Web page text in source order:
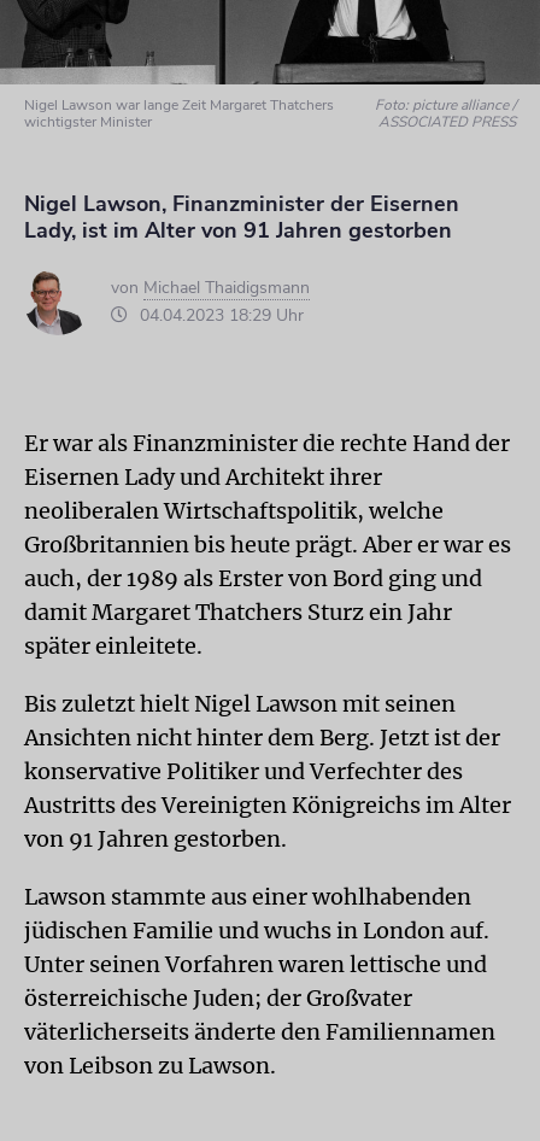
Nigel Lawson war lange Zeit Margaret Thatchers
wichtigster Minister
Foto: picture alliance /
ASSOCIATED PRESS
Nigel Lawson, Finanzminister der Eisernen
Lady, ist im Alter von 91 Jahren gestorben
von Michael Thaidigsmann
04.04.2023 18:29 Uhr
Er war als Finanzminister die rechte Hand der
Eisernen Lady und Architekt ihrer
neoliberalen Wirtschaftspolitik, welche
Großbritannien bis heute prägt. Aber er war es
auch, der 1989 als Erster von Bord ging und
damit Margaret Thatchers Sturz ein Jahr
später einleitete.
Bis zuletzt hielt Nigel Lawson mit seinen
Ansichten nicht hinter dem Berg. Jetzt ist der
konservative Politiker und Verfechter des
Austritts des Vereinigten Königreichs im Alter
von 91 Jahren gestorben.
Lawson stammte aus einer wohlhabenden
jüdischen Familie und wuchs in London auf.
Unter seinen Vorfahren waren lettische und
österreichische Juden; der Großvater
väterlicherseits änderte den Familiennamen
von Leibson zu Lawson.